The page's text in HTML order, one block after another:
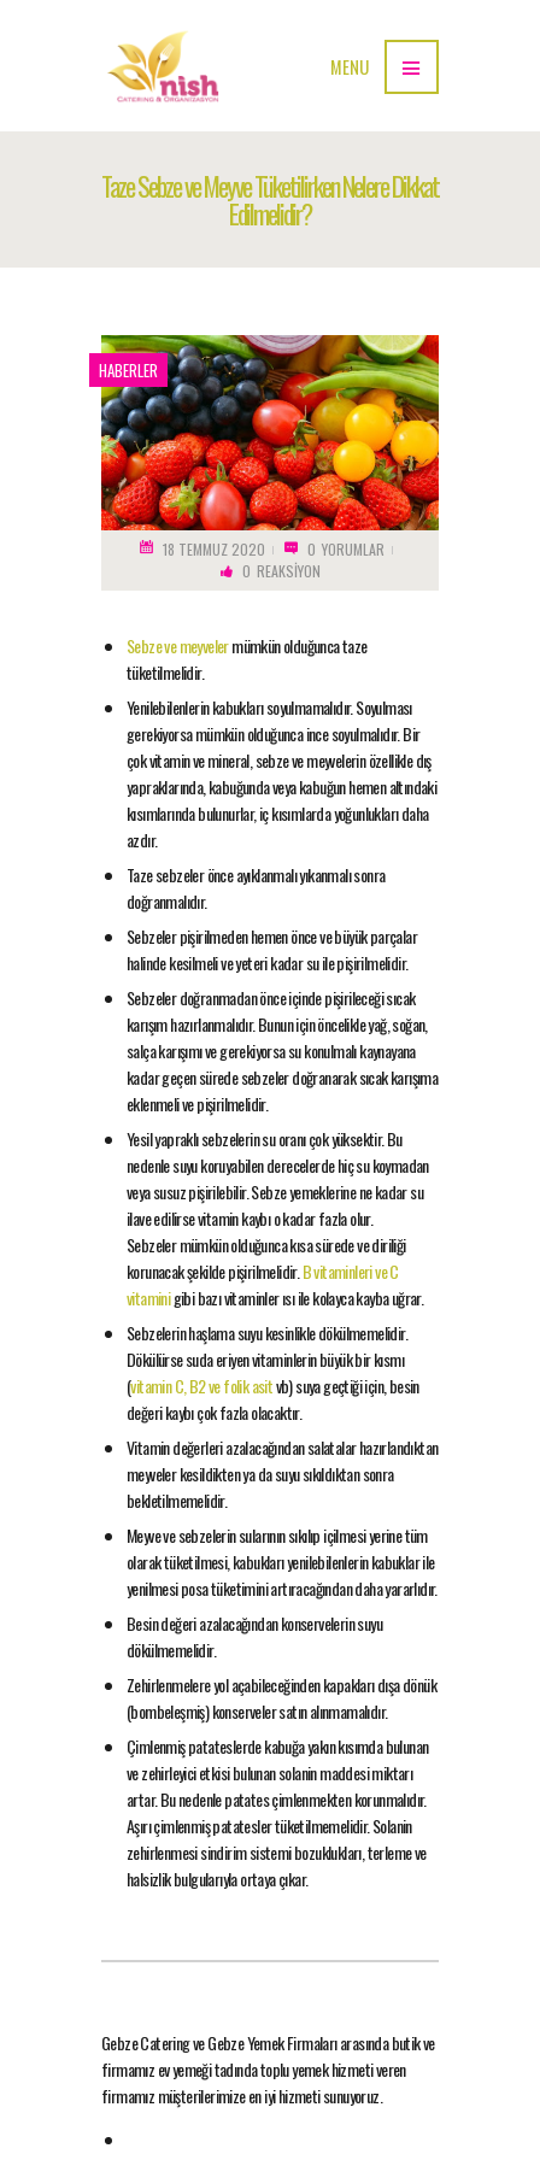
MENU
Taze Sebze ve Meyve Tüketilirken Nelere Dikkat
Edilmelidir?
HABERLER
18 TEMMUZ 2020 0 YORUMLAR
0 REAKSIYON
Sebze ve meyvelermümkün olduğunca taze
tüketilmelidir.
Yenilebilenlerin kabukları soyulmamalıdır. Soyulması
gerekiyorsa mümkün olduğunca ince soyulmalıdır. Bir
çok vitamin ve mineral, sebze ve meyvelerin özellikle dış
yapraklarında, kabuğunda veya kabuğun hemen altındaki
kısımlarında bulunurlar, iç kısımlarda yoğunlukları daha
azdır.
Taze sebzeler önce ayıklanmalı yıkanmalı sonra
doğranmalıdır.
Sebzeler pişirilmeden hemen önce ve büyük parçalar
halinde kesilmeli ve yeteri kadar su ile pişirilmelidir.
Sebzeler doğranmadan önce içinde pişirileceği sıcak
karışım hazırlanmalıdır. Bunun için öncelikle yağ, soğan,
salça karışımı ve gerekiyorsa su konulmalı kaynayana
kadar geçen sürede sebzeler doğranarak sıcak karışıma
eklenmeli ve pişirilmelidir.
Yesil yapraklı sebzelerin su oranı çok yüksektir. Bu
nedenle suyu koruyabilen derecelerde hiç su koymadan
veya susuz pişirilebilir. Sebze yemeklerine ne kadar su
ilave edilirse vitamin kaybı o kadar fazla olur.
Sebzeler mümkün olduğunca kısa sürede ve diriliği
korunacak şekilde pişirilmelidir. B vitaminleri ve C
vitaminigibi bazı vitaminler ısı ile kolayca kayba uğrar.
Sebzelerin haşlama suyu kesinlikle dökülmemelidir.
Dökülürse suda eriyen vitaminlerin büyük bir kısmı
(vitamin C, B2 ve folik asitvb) suya geçtiği için, besin
değeri kaybı çok fazla olacaktır.
Vitamin değerleri azalacağından salatalar hazırlandıktan
meyveler kesildikten ya da suyu sıkıldıktan sonra
bekletilmemelidir.
Meyve ve sebzelerin sularının sıkılıp içilmesi yerine tüm
olarak tüketilmesi, kabukları yenilebilenlerin kabuklar ile
yenilmesi posa tüketimini artıracağından daha yararlıdır.
Besin değeri azalacağından konservelerin suyu
dökülmemelidir.
Zehirlenmelere yol açabileceğinden kapakları dışa dönük
(bombeleşmiş) konserveler satın alınmamalıdır.
Çimlenmiş patateslerde kabuğa yakın kısımda bulunan
ve zehirleyici etkisi bulunan solanin maddesi miktarı
artar. Bu nedenle patates çimlenmekten korunmalıdır.
Aşırı çimlenmiş patatesler tüketilmemelidir. Solanin
zehirlenmesi sindirim sistemi bozuklukları, terleme ve
halsizlik bulgularıyla ortaya çıkar.
Gebze Catering ve Gebze Yemek Firmaları arasında butik ve
firmamız ev yemeği tadında toplu yemek hizmeti veren
firmamız müşterilerimize en iyi hizmeti sunuyoruz.